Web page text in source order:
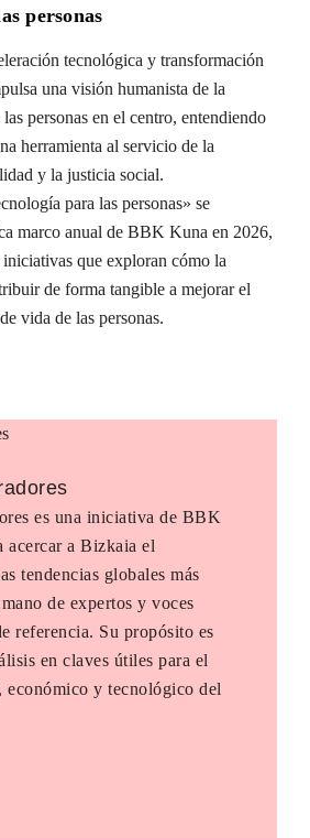
personas
tecnológica y transformación
una visión humanista de la
personas en el centro, entendiendo
herramienta al servicio de la
y la justicia social.
para las personas» se
marco anual de BBK Kuna en 2026,
que exploran cómo la
de forma tangible a mejorar el
vida de las personas.
es una iniciativa de BBK
acercar a Bizkaia el
tendencias globales más
de expertos y voces
referencia. Su propósito es
en claves útiles para el
económico y tecnológico del